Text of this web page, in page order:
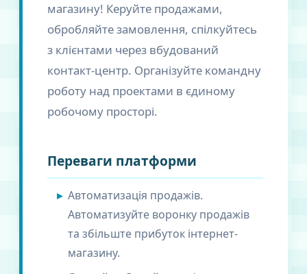
магазину! Керуйте продажами,
обробляйте замовлення, спілкуйтесь
з клієнтами через вбудований
контакт-центр. Організуйте командну
роботу над проектами в єдиному
робочому просторі.
Переваги платформи
Автоматизація продажів.
Автоматизуйте воронку продажів
та збільште прибуток інтернет-
магазину.